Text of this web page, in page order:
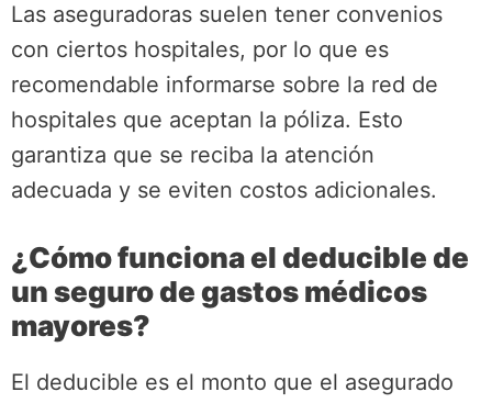
Las aseguradoras suelen tener convenios
con ciertos hospitales, por lo que es
recomendable informarse sobre la red de
hospitales que aceptan la póliza. Esto
garantiza que se reciba la atención
adecuada y se eviten costos adicionales.
¿Cómo funciona el deducible de
un seguro de gastos médicos
mayores?
El deducible es el monto que el asegurado